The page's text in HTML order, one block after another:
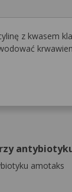
z kwasem
amotaks